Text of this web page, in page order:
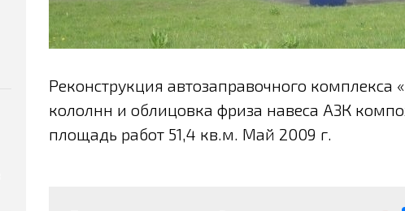
Реконструкция автозаправочного комплекса
кололнн и облицовка фриза навеса АЗК
площадь работ 51,4 кв.м. Май 2009 г.